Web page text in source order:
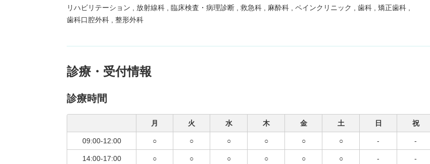
リハビリテーション
放射線科 臨床検査・病理診断 救急科 麻酔科 ペインクリニック 歯科
矯正歯科
歯科口腔外科
整形外科
診療・受付情報
診療時間
月 火 水 木 金 土 日 祝
09:00-12:00 ○ ○ ○ ○ ○ ○ - -
14:00-17:00 ○ ○ ○ ○ ○ ○ - -